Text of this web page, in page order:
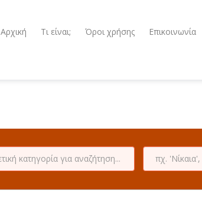
Αρχική Τι είναι; Όροι χρήσης Επικοινωνία